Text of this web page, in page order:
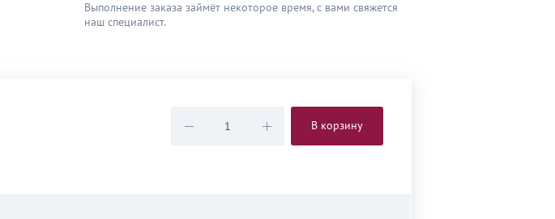
Выполнение заказа займёт некоторое время, с вами свяжется
наш специaлист.
В корзину